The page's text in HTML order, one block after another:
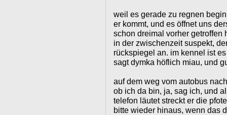
weil es gerade zu regnen
er kommt, und es öffnet uns
schon dreimal vorher getroffen
in der zwischenzeit suspekt,
rückspiegel an. im kennel ist
sagt dymka höflich miau, und
auf dem weg vom autobus
ob ich da bin, ja, sag ich, und
telefon läutet streckt er die
bitte wieder hinaus, wenn das